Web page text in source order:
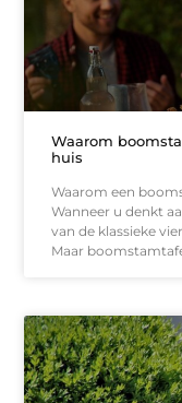
Waarom
huis
Waarom een
Wanneer u denkt
van de klassieke
Maar